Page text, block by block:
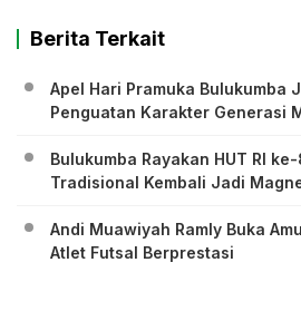
Berita Terkait
Apel Hari Pramuka Bulukumba
Penguatan Karakter Generasi
Bulukumba Rayakan HUT RI
Tradisional Kembali Jadi
Andi Muawiyah Ramly Buka
Atlet Futsal Berprestasi